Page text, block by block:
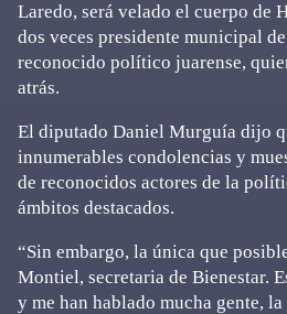
Laredo, será velado el cuerpo de
dos veces presidente municipal
reconocido político juarense,
atrás.
El diputado Daniel Murguía dijo
innumerables condolencias y
de reconocidos actores de la
ámbitos destacados.
“Sin embargo, la única que
Montiel, secretaria de Bienestar.
y me han hablado mucha gente,